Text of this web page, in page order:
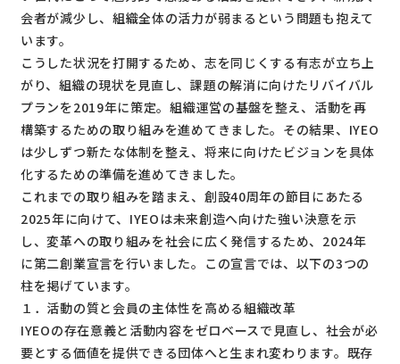
会者が減少し、組織全体の活力が弱まるという問題も抱えて
います。
こうした状況を打開するため、志を同じくする有志が立ち上
がり、組織の現状を見直し、課題の解消に向けたリバイバル
プランを2019年に策定。組織運営の基盤を整え、活動を再
構築するための取り組みを進めてきました。その結果、IYEO
は少しずつ新たな体制を整え、将来に向けたビジョンを具体
化するための準備を進めてきました。
これまでの取り組みを踏まえ、創設40周年の節目にあたる
2025年に向けて、IYEOは未来創造へ向けた強い決意を示
し、変革への取り組みを社会に広く発信するため、2024年
に第二創業宣言を行いました。この宣言では、以下の3つの
柱を掲げています。
１．活動の質と会員の主体性を高める組織改革
IYEOの存在意義と活動内容をゼロベースで見直し、社会が必
要とする価値を提供できる団体へと生まれ変わります。既存